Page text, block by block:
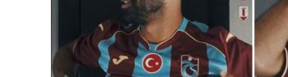
Ödemeleri
Başladı:
Bakan
Göktaş
Açıkladı